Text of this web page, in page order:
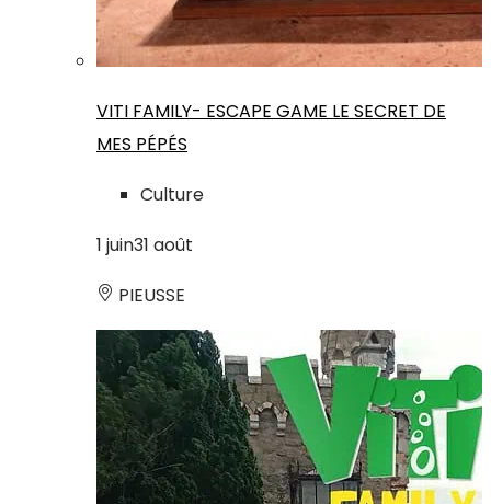
VITI FAMILY- ESCAPE GAME LE SECRET DE
MES PÉPÉS
Culture
1 juin31 août
PIEUSSE